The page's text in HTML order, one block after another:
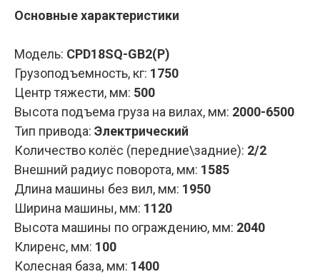
Основные характеристики
Модель: CPD18SQ-GB2(P)
Грузоподъемность, кг: 1750
Центр тяжести, мм: 500
Высота подъема груза на вилах, мм: 2000-6500
Тип привода: Электрический
Количество колёс (передние\задние): 2/2
Внешний радиус поворота, мм: 1585
Длина машины без вил, мм: 1950
Ширина машины, мм: 1120
Высота машины по ограждению, мм: 2040
Клиренс, мм: 100
Колесная база, мм: 1400